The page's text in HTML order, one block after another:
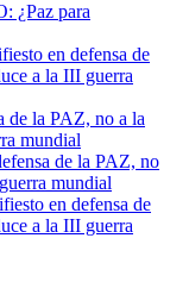
¿Paz para
en defensa de
a la III guerra
de la PAZ, no a la
mundial
de la PAZ, no
mundial
en defensa de
a la III guerra